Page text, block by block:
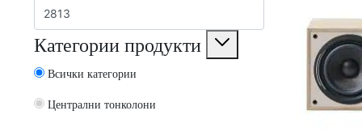
Категории продукти
Всички категории
Централни тонколони